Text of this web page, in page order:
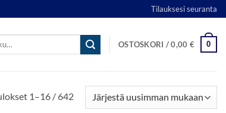
Tilauksesi seuranta
OSTOSKORI /0,00 € 0
1–16 / 642Sorted